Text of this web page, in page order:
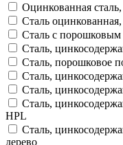
Оцинкованная
Сталь
Сталь с
Сталь,
Сталь, порошковое
Сталь,
Сталь,
Сталь,
HPL
Сталь,
дерево